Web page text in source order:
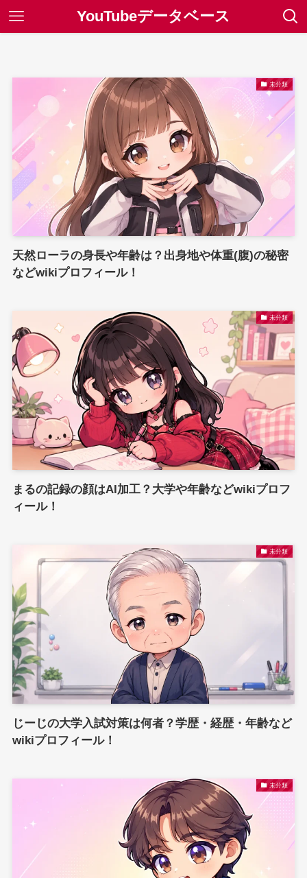
YouTubeデータベース
未分類
天然ローラの身長や年齢は？出身地や体重(腹)の秘密
などwikiプロフィール！
未分類
まるの記録の顔はAI加工？大学や年齢などwikiプロフ
ィール！
未分類
じーじの大学入試対策は何者？学歴・経歴・年齢など
wikiプロフィール！
未分類